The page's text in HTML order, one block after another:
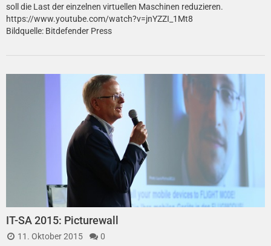
soll die Last der einzelnen virtuellen Maschinen reduzieren.
https://www.youtube.com/watch?v=jnYZZI_1Mt8
Bildquelle: Bitdefender Press
IT-SA 2015: Picturewall
11. Oktober 2015
0